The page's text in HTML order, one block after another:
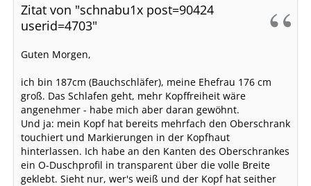
Zitat von "schnabu1x post=90424
userid=4703"
Guten Morgen,
ich bin 187cm (Bauchschläfer), meine Ehefrau 176 cm
groß. Das Schlafen geht, mehr Kopffreiheit wäre
angenehmer - habe mich aber daran gewöhnt.
Und ja: mein Kopf hat bereits mehrfach den Oberschrank
touchiert und Markierungen in der Kopfhaut
hinterlassen. Ich habe an den Kanten des Oberschrankes
ein O-Duschprofil in transparent über die volle Breite
geklebt. Sieht nur, wer's weiß und der Kopf hat seither